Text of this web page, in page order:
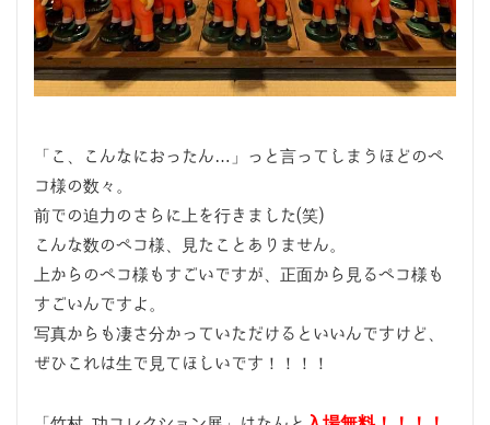
「こ、こんなにおったん…」っと言ってしまうほどのペ
コ様の数々。
前での迫力のさらに上を行きました(笑)
こんな数のペコ様、見たことありません。
上からのペコ様もすごいですが、正面から見るペコ様も
すごいんですよ。
写真からも凄さ分かっていただけるといいんですけど、
ぜひこれは生で見てほしいです！！！！